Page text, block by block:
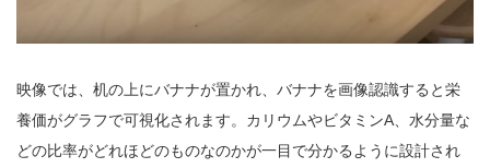
映像では、机の上にバナナが置かれ、バナナを画像認識すると栄
養価がグラフで可視化されます。カリウムやビタミンA、水分量な
どの比率がどれほどのものなのかが一目で分かるように設計され